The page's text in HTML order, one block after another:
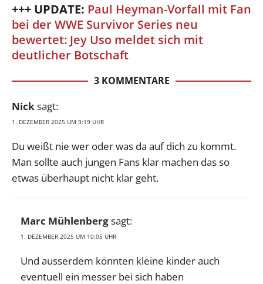
+++ UPDATE: Paul Heyman-Vorfall mit Fan
bei der WWE Survivor Series neu
bewertet: Jey Uso meldet sich mit
deutlicher Botschaft
3 KOMMENTARE
Nicksagt:
1. DEZEMBER 2025 UM 9:19 UHR
Du weißt nie wer oder was da auf dich zu kommt.
Man sollte auch jungen Fans klar machen das so
etwas überhaupt nicht klar geht.
Marc Mühlenbergsagt:
1. DEZEMBER 2025 UM 10:05 UHR
Und ausserdem könnten kleine kinder auch
eventuell ein messer bei sich haben